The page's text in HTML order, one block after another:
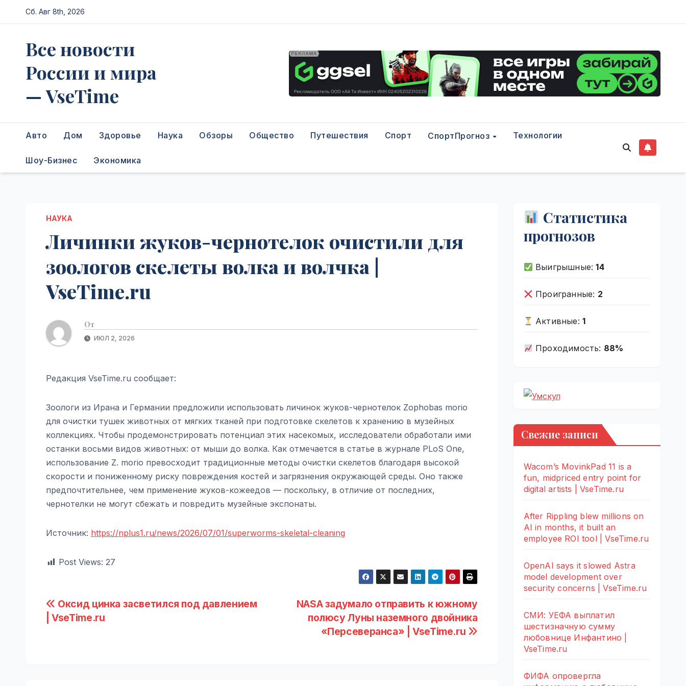
Перейти
к
Сб. Авг 8th, 2026
Все новости
России и мира
— VseTime
Авто Дом Здоровье Наука Обзоры Общество Путешествия Спорт СпортПрогноз Технологии
Шоу-Бизнес Экономика
НАУКА
Личинки жуков-чернотелок очистили для
зоологов скелеты волка и волчка |
VseTime.ru
От
ИЮЛ 2, 2026
Редакция VseTime.ru сообщает:
Зоологи из Ирана и Германии предложили использовать личинок жуков-чернотелок Zophobas morio
для очистки тушек животных от мягких тканей при подготовке скелетов к хранению в музейных
коллекциях. Чтобы продемонстрировать потенциал этих насекомых, исследователи обработали ими
останки восьми видов животных: от мыши до волка. Как отмечается в статье в журнале PLoS One,
использование Z. morio превосходит традиционные методы очистки скелетов благодаря высокой
скорости и пониженному риску повреждения костей и загрязнения окружающей среды. Оно также
предпочтительнее, чем применение жуков-кожеедов — поскольку, в отличие от последних,
чернотелки не могут сбежать и повредить музейные экспонаты.
Источник: https://nplus1.ru/news/2026/07/01/superworms-skeletal-cleaning
Post Views: 27
Навигация
по
NASA задумало отправить к южному
полюсу Луны наземного двойника
«Персеверанса» | VseTime.ru
Оксид цинка засветился под давлением
| VseTime.ru
Статистика
прогнозов
Выигрышные:14
Проигранные: 2
Активные: 1
Проходимость: 88%
Свежие записи
Wacom’s MovinkPad 11 is a
fun, midpriced entry point for
digital artists | VseTime.ru
After Rippling blew millions on
AI in months, it built an
employee ROI tool | VseTime.ru
OpenAI says it slowed Astra
model development over
security concerns | VseTime.ru
СМИ: УЕФА выплатил
шестизначную сумму
любовнице Инфантино |
VseTime.ru
ФИФА опровергла